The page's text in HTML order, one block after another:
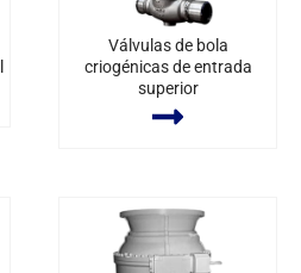
Válvulas de bola
criogénicas de entrada
superior